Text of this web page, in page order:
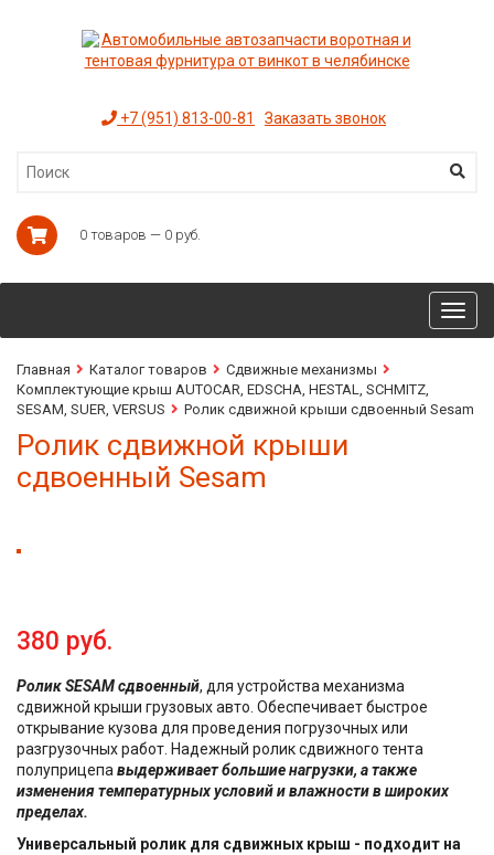
+7 (951) 813-00-81 Заказать звонок
0 товаров — 0 руб.
Главная Каталог товаров
Сдвижные механизмы
Комплектующие крыш AUTOCAR, EDSCHA, HESTAL, SCHMITZ,
SESAM, SUER, VERSUS
Ролик сдвижной крыши сдвоенный Sesam
Ролик сдвижной крыши
сдвоенный Sesam
380 руб.
Ролик SESAM сдвоенный, для устройства механизма
сдвижной крыши грузовых авто. Обеспечивает быстрое
открывание кузова для проведения погрузочных или
разгрузочных работ. Надежный ролик сдвижного тента
полуприцепа выдерживает большие нагрузки, а также
изменения температурных условий и влажности в широких
пределах.
Универсальный ролик для сдвижных крыш - подходит на